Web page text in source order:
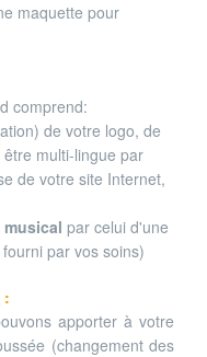
maquette pour
comprend:
de votre logo, de
multi-lingue par
de votre site Internet,
par celui d'une
par vos soins)
:
apporter à votre
(changement des